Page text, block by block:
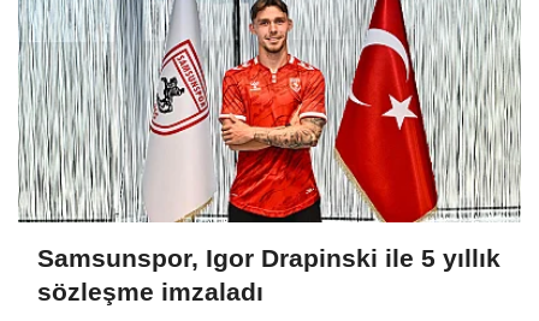
Samsunspor, Igor Drapinski ile 5 yıllık
sözleşme imzaladı